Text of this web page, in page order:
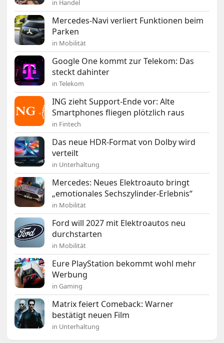
in Handel
Mercedes-Navi verliert Funktionen beim
Parken
in Mobilität
Google One kommt zur Telekom: Das
steckt dahinter
in Telekom
ING zieht Support-Ende vor: Alte
Smartphones fliegen plötzlich raus
in Fintech
Das neue HDR-Format von Dolby wird
verteilt
in Unterhaltung
Mercedes: Neues Elektroauto bringt
„emotionales Sechszylinder-Erlebnis“
in Mobilität
Ford will 2027 mit Elektroautos neu
durchstarten
in Mobilität
Eure PlayStation bekommt wohl mehr
Werbung
in Gaming
Matrix feiert Comeback: Warner
bestätigt neuen Film
in Unterhaltung